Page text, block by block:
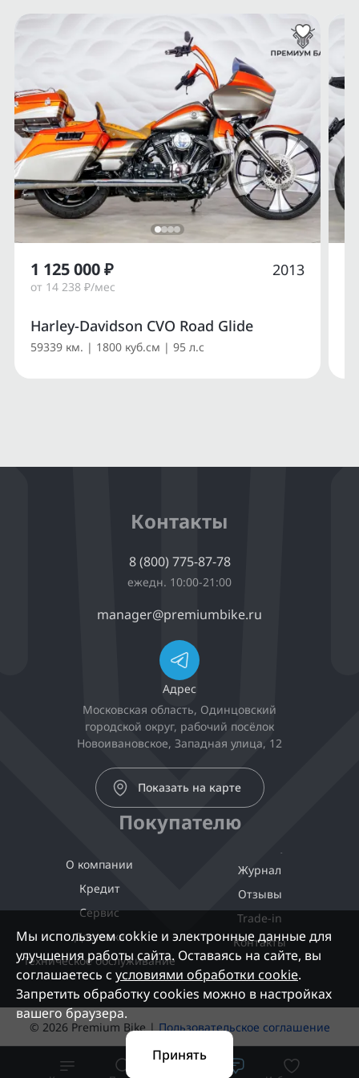
Harley-Davidson CVO Road Glide
59339 км. | 1800 куб.см | 95 л.с
1 125 000 ₽
от 14 238 ₽/мес
2013
Контакты
8 (800) 775-87-78
ежедн. 10:00-21:00
manager@premiumbike.ru
Адрес
Московская область, Одинцовский
городской округ, рабочий посёлок
Новоивановское, Западная улица, 12
Показать на карте
Покупателю
О компании
Кредит
Сервис
Доставка
Техническое обслуживание
Журнал
Отзывы
Trade-in
Контакты
© 2026 Premium Bike |Пользовательское соглашение
Мы используем cokkie и электронные данные для
улучшения работы сайта. Оставаясь на сайте, вы
соглашаетесь с условиями обработки cookie.
Запретить обработку cookies можно в настройках
вашего браузера.
Принять